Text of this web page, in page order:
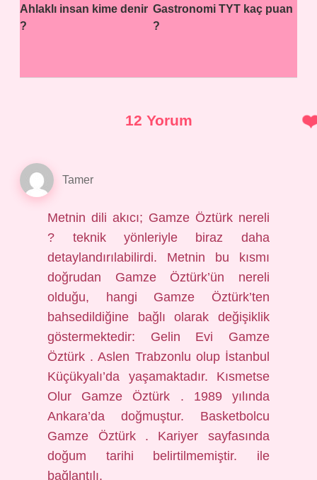
Ahlaklı insan kime denir
?
Gastronomi TYT kaç puan
?
12 Yorum
Tamer
Metnin dili akıcı; Gamze Öztürk nereli
? teknik yönleriyle biraz daha
detaylandırılabilirdi. Metnin bu kısmı
doğrudan Gamze Öztürk’ün nereli
olduğu, hangi Gamze Öztürk’ten
bahsedildiğine bağlı olarak değişiklik
göstermektedir: Gelin Evi Gamze
Öztürk . Aslen Trabzonlu olup İstanbul
Küçükyalı’da yaşamaktadır. Kısmetse
Olur Gamze Öztürk . 1989 yılında
Ankara’da doğmuştur. Basketbolcu
Gamze Öztürk . Kariyer sayfasında
doğum tarihi belirtilmemiştir. ile
bağlantılı.